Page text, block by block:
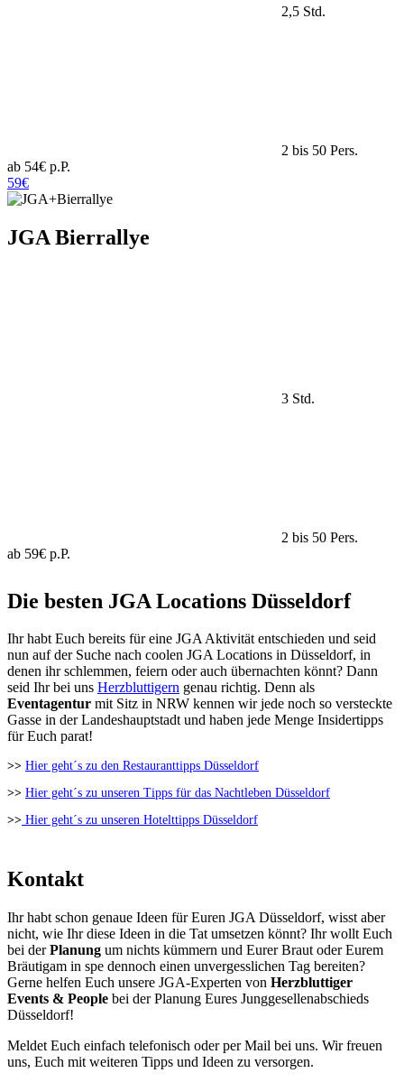
2,5 Std.
2 bis 50 Pers.
ab 54€ p.P.
59€
JGA Bierrallye
3 Std.
2 bis 50 Pers.
ab 59€ p.P.
Die besten JGA Locations Düsseldorf
Ihr habt Euch bereits für eine JGA Aktivität entschieden und seid
nun auf der Suche nach coolen JGA Locations in Düsseldorf, in
denen ihr schlemmen, feiern oder auch übernachten könnt? Dann
seid Ihr bei uns Herzbluttigern genau richtig. Denn als
Eventagentur mit Sitz in NRW kennen wir jede noch so versteckte
Gasse in der Landeshauptstadt und haben jede Menge Insidertipps
für Euch parat!
>> Hier geht´s zu den Restauranttipps Düsseldorf
>> Hier geht´s zu unseren Tipps für das Nachtleben Düsseldorf
>> Hier geht´s zu unseren Hotelttipps Düsseldorf
Kontakt
Ihr habt schon genaue Ideen für Euren JGA Düsseldorf, wisst aber
nicht, wie Ihr diese Ideen in die Tat umsetzen könnt? Ihr wollt Euch
bei derPlanung um nichts kümmern und Eurer Braut oder Eurem
Bräutigam in spe dennoch einen unvergesslichen Tag bereiten?
Gerne helfen Euch unsere JGA-Experten von Herzbluttiger
Events & People bei der Planung Eures Junggesellenabschieds
Düsseldorf!
Meldet Euch einfach telefonisch oder per Mail bei uns. Wir freuen
uns, Euch mit weiteren Tipps und Ideen zu versorgen.